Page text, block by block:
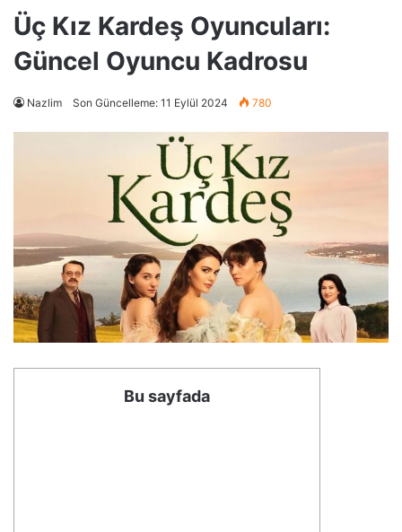
Üç Kız Kardeş Oyuncuları:
Güncel Oyuncu Kadrosu
Nazlim Son Güncelleme: 11 Eylül 2024 780
Bu sayfada